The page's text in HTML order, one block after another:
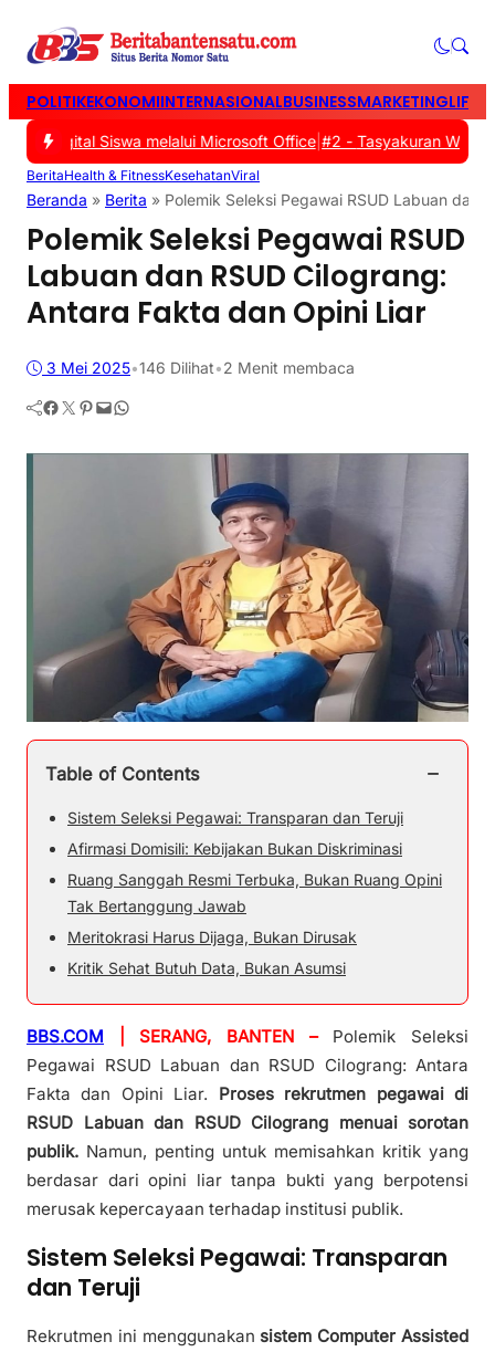
POLITIKEKONOMIINTERNASIONALBUSINESSMARKETING
Digital Siswa melalui Microsoft Office|#2 -Tasyakuran Warga
BeritaHealth & FitnessKesehatanViral
Beranda » Berita » Polemik Seleksi Pegawai RSUD Labuan dan
Polemik Seleksi Pegawai RSUD
Labuan dan RSUD Cilograng:
Antara Fakta dan Opini Liar
3 Mei 2025•146 Dilihat•2 Menit membaca
Facebook Twitter Pinterest Mail WhatsApp
Table of Contents −
Sistem Seleksi Pegawai: Transparan dan Teruji
Afirmasi Domisili: Kebijakan Bukan Diskriminasi
Ruang Sanggah Resmi Terbuka, Bukan Ruang Opini
Tak Bertanggung Jawab
Meritokrasi Harus Dijaga, Bukan Dirusak
Kritik Sehat Butuh Data, Bukan Asumsi
BBS.COM | SERANG, BANTEN –Polemik Seleksi
Pegawai RSUD Labuan dan RSUD Cilograng: Antara
Fakta dan Opini Liar. Proses rekrutmen pegawai di
RSUD Labuan dan RSUD Cilograng menuai sorotan
publik. Namun, penting untuk memisahkan kritik yang
berdasar dari opini liar tanpa bukti yang berpotensi
merusak kepercayaan terhadap institusi publik.
Sistem Seleksi Pegawai: Transparan
dan Teruji
Rekrutmen ini menggunakan sistem Computer Assisted